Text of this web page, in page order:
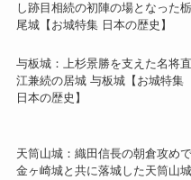
し跡目相続の初陣の場となった栃
尾城【お城特集 日本の歴史】
与板城：上杉景勝を支えた名将直
江兼続の居城 与板城【お城特集
日本の歴史】
天筒山城：織田信長の朝倉攻めで
金ヶ崎城と共に落城した天筒山城